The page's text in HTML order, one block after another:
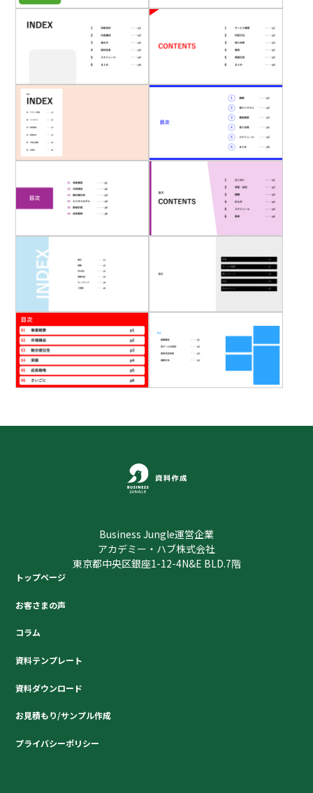
Business Jungle運営企業
アカデミー・ハブ株式会社
東京都中央区銀座1-12-4N&E BLD.7階
トップページ
お客さまの声
コラム
資料テンプレート
資料ダウンロード
お見積もり/サンプル作成
プライバシーポリシー